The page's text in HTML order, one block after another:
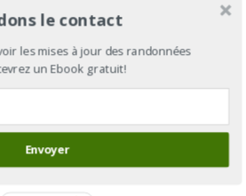
le contact
les mises à jour des randonnées
un Ebook gratuit!
Envoyer